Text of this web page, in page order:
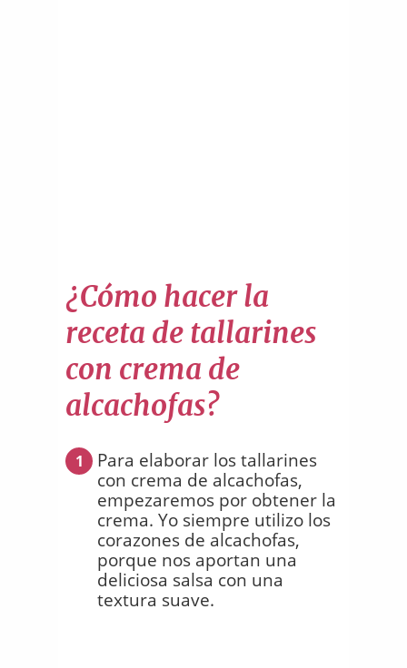
¿Cómo hacer la
receta de tallarines
con crema de
alcachofas?
1
Para elaborar los tallarines
con crema de alcachofas,
empezaremos por obtener la
crema. Yo siempre utilizo los
corazones de alcachofas,
porque nos aportan una
deliciosa salsa con una
textura suave.